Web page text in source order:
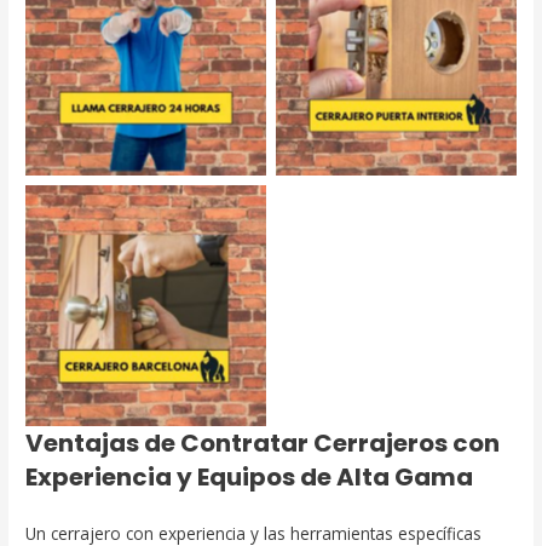
cerrajero en ciudad condal Cerrajeros cerca de mi
Cerrajeros cerca de mi
Ventajas de Contratar Cerrajeros con
Experiencia y Equipos de Alta Gama
Un cerrajero con experiencia y las herramientas específicas